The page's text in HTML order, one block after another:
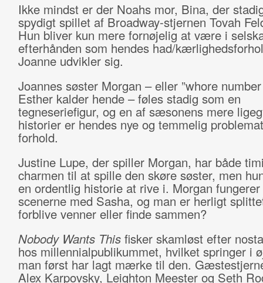
Ikke mindst er der Noahs mor, Bina, der
spydigt spillet af Broadway-stjernen Tovah
Hun bliver kun mere fornøjelig at være i
efterhånden som hendes had/
Joanne udvikler sig.
Joannes søster Morgan – eller ”whore
Esther kalder hende – føles stadig som en
tegneseriefigur, og en af sæsonens mere
historier er hendes nye og temmelig
forhold.
Justine Lupe, der spiller Morgan, har både
charmen til at spille den skøre søster, men
en ordentlig historie at rive i. Morgan
scenerne med Sasha, og man er herligt
forblive venner eller finde sammen?
Nobody Wants Thisfisker skamløst efter
hos millennialpublikummet, hvilket springer i
man først har lagt mærke til den.
Alex Karpovsky, Leighton Meester og Seth